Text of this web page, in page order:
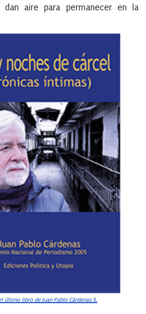
aire para permanecer en la
último libro de Juan Pablo Cárdenas S.